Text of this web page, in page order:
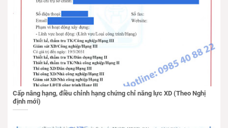
Cấp nâng hạng, điều chỉnh hạng chứng chỉ năng lực XD (Theo Nghị
định mới)